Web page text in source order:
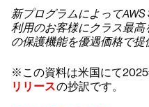
新プログラムによってAWS
利用のお客様にクラス最高
の保護機能を優遇価格で提
※この資料は米国にて
リリースの抄訳です。